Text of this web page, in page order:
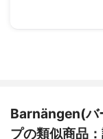
Barnängen(バ
プの類似商品